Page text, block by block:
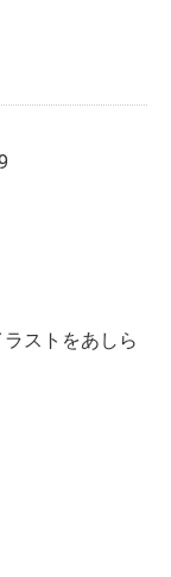
ストをあしら